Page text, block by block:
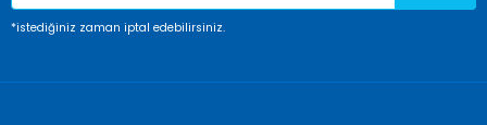
*istediğiniz zaman iptal edebilirsiniz.